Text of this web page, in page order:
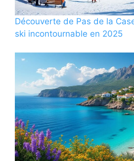
Découverte de Pas de la
ski incontournable en 2025